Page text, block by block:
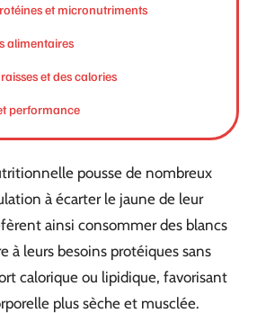
et micronutriments
alimentaires
et des calories
performance
pousse de nombreux
à écarter le jaune de leur
ainsi consommer des blancs
à leurs besoins protéiques sans
calorique ou lipidique, favorisant
plus sèche et musclée.